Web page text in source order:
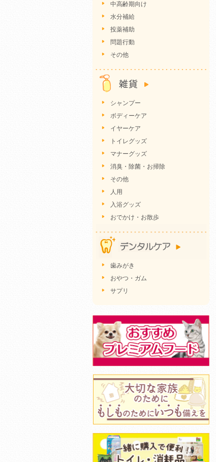
中高齢期向け
水分補給
投薬補助
問題行動
その他
シャンプー
ボディーケア
イヤーケア
トイレグッズ
マナーグッズ
消臭・除菌・お掃除
その他
人用
入浴グッズ
おでかけ・お散歩
歯みがき
おやつ・ガム
サプリ